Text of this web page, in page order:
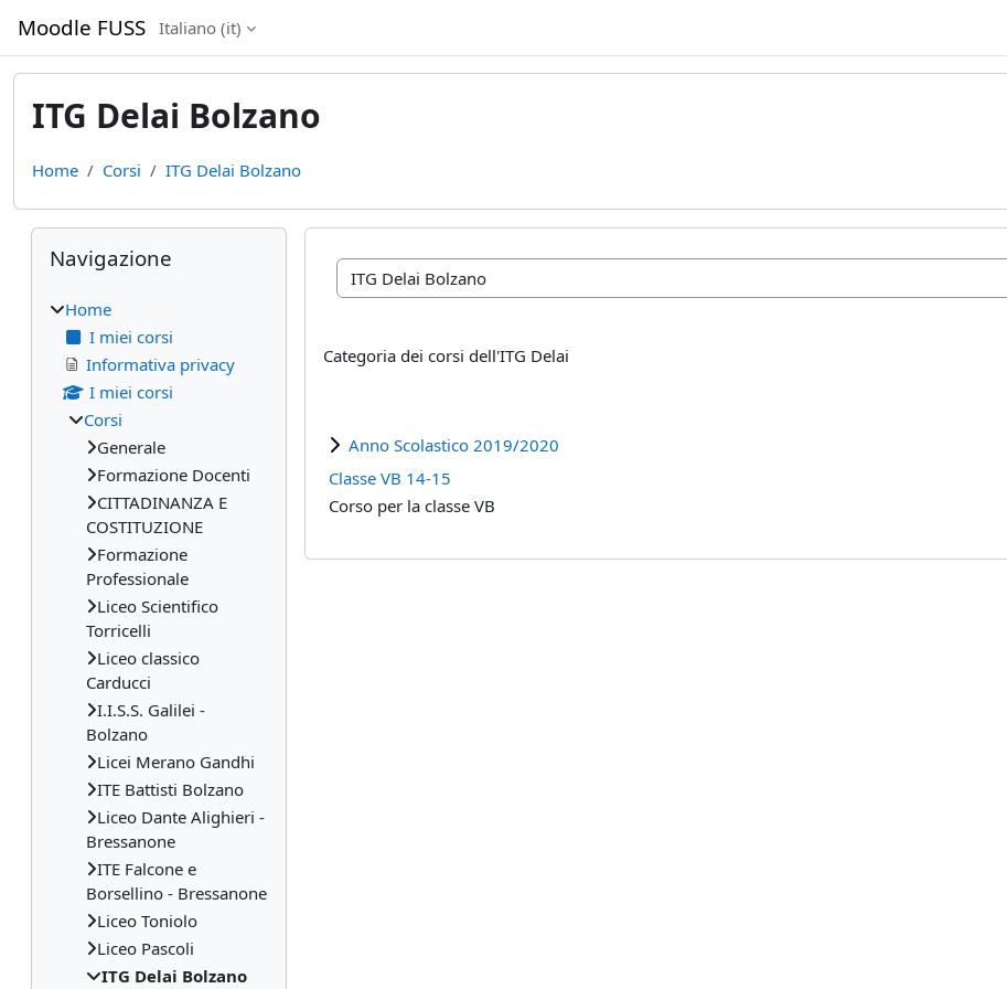
Moodle FUSS Italiano ‎(it)‎
ITG Delai Bolzano
Home Corsi ITG Delai Bolzano
Categorie di corso
Categoria dei corsi dell'ITG Delai
Anno Scolastico 2019/2020
Classe VB 14-15
Corso per la classe VB
Blocchi
Salta Navigazione
Navigazione
Home
I miei corsi
Informativa privacy
I miei corsi
Corsi
Generale
Formazione Docenti
CITTADINANZA E
COSTITUZIONE
Formazione
Professionale
Liceo Scientifico
Torricelli
Liceo classico
Carducci
I.I.S.S. Galilei -
Bolzano
Licei Merano Gandhi
ITE Battisti Bolzano
Liceo Dante Alighieri -
Bressanone
ITE Falcone e
Borsellino - Bressanone
Liceo Toniolo
Liceo Pascoli
ITG Delai Bolzano